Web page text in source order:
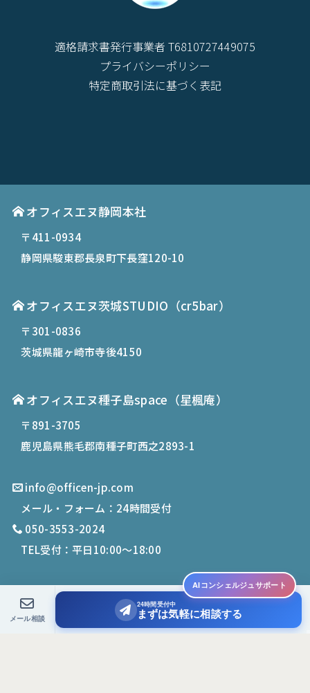
適格請求書発行事業者 T6810727449075
プライバシーポリシー
特定商取引法に基づく表記
オフィスエヌ静岡本社
〒411-0934
静岡県駿東郡長泉町下長窪120-10
オフィスエヌ茨城STUDIO（cr5bar）
〒301-0836
茨城県龍ヶ崎市寺後4150
オフィスエヌ種子島space （星楓庵）
〒891-3705
鹿児島県熊毛郡南種子町西之2893-1
info@officen-jp.com
メール・フォーム：24時間受付
050-3553-2024
TEL受付：平日10:00〜18:00
2026Office N. All Rights Reserved.
AIコンシェルジュサポート
メール相談
24時間受付中
まずは気軽に相談する